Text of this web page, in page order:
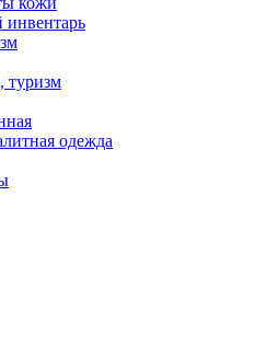
инвентарь
туризм
одежда